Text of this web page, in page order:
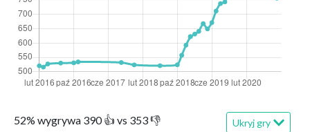
52% wygrywa 390👍 vs 353👎 Ukryj gry